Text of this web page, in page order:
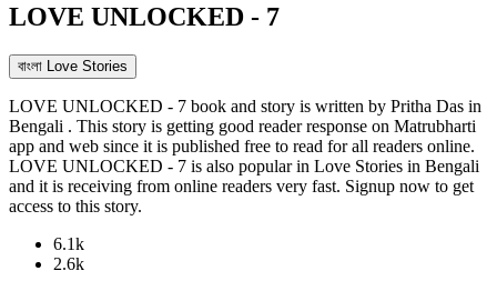
LOVE UNLOCKED - 7
বাংলা Love Stories
LOVE UNLOCKED - 7 book and story is written by Pritha Das in
Bengali . This story is getting good reader response on Matrubharti
app and web since it is published free to read for all readers online.
LOVE UNLOCKED - 7 is also popular in Love Stories in Bengali
and it is receiving from online readers very fast. Signup now to get
access to this story.
6.1k
2.6k